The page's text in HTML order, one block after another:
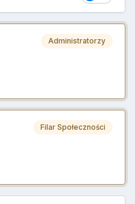
Administratorzy
Filar Społeczności